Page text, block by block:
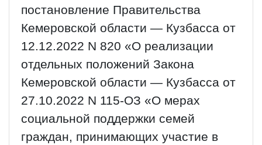
постановление Правительства
Кемеровской области — Кузбасса от
12.12.2022 N 820 «О реализации
отдельных положений Закона
Кемеровской области — Кузбасса от
27.10.2022 N 115-ОЗ «О мерах
социальной поддержки семей
граждан, принимающих участие в